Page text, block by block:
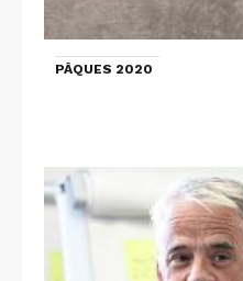
PÂQUES 2020